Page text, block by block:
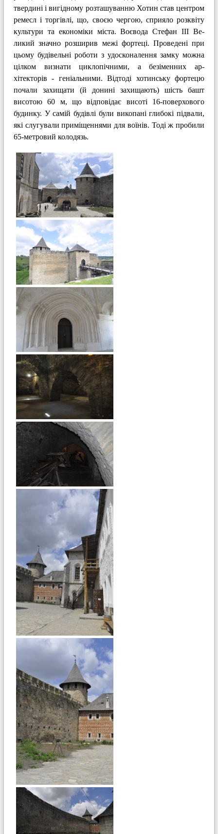
твердині і ви­гідному розташуванню Хотин став центром
ремесл і торгівлі, що, своєю чергою, сприяло розквіту
культури та економіки міста. Воєвода Стефан III Ве­
ликий значно розширив межі фортеці. Проведені при
цьому будівельні роботи з удосконалення замку можна
цілком визнати циклопічними, а безіменних ар­
хітекторів - геніальними. Відтоді хотин­ську фортецю
почали захищати (й до­нині захищають) шість башт
висотою 60 м, що відповідає висоті 16-поверхового
будинку. У самій будівлі були викопані глибокі підвали,
які слугували примі­щеннями для воїнів. Тоді ж пробили
65-метровий колодязь.